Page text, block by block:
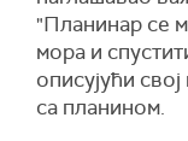
"Планинар се
мора и
описујући
са планином.